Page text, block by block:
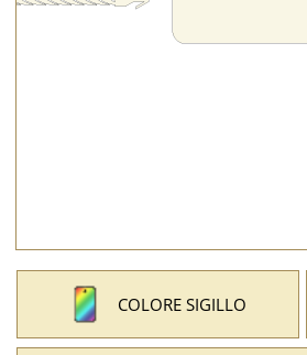
COLORE SIGILLO